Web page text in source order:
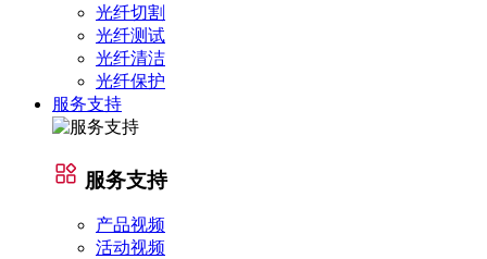
光纤切割
光纤测试
光纤清洁
光纤保护
服务支持
服务支持
产品视频
活动视频